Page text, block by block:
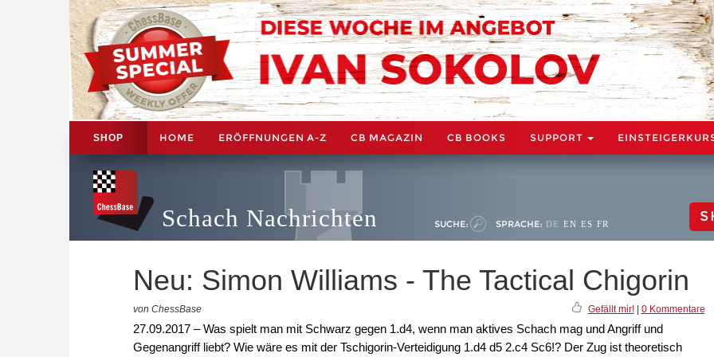
SHOP HOME ERÖFFNUNGEN A-Z CB MAGAZIN CB BOOKS SUPPORT
Schach Nachrichten SUCHE: SPRACHE: DE EN ES FR
Neu: Simon Williams - The Tactical Chigorin
von ChessBase Gefällt mir!| 0 Kommentare
27.09.2017 – Was spielt man mit Schwarz gegen 1.d4, wenn man aktives Schach mag und Angriff und
Gegenangriff liebt? Wie wäre es mit der Tschigorin-Verteidigung 1.d4 d5 2.c4 Sc6!? Der Zug ist theoretisch